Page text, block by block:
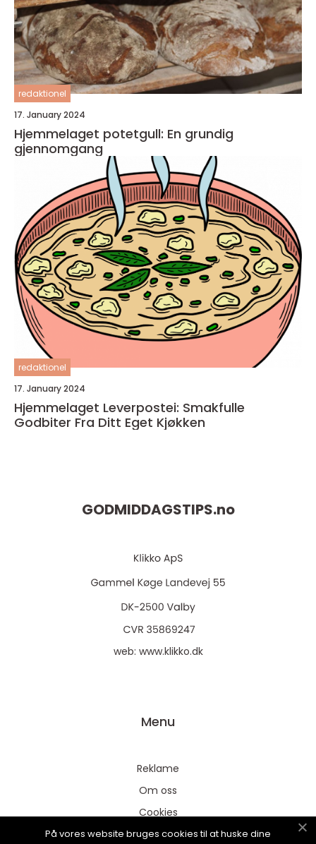
redaktionel
17. January 2024
Hjemmelaget potetgull: En grundig
gjennomgang
redaktionel
17. January 2024
Hjemmelaget Leverpostei: Smakfulle
Godbiter Fra Ditt Eget Kjøkken
GODMIDDAGSTIPS.no
web: www.klikko.dk
Menu
Reklame
Om oss
Cookies
Kontakt Oss
På vores website bruges cookies til at huske dine